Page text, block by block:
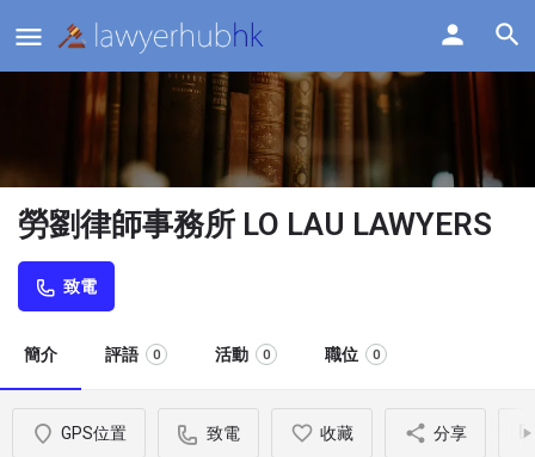
勞劉律師事務所 LO LAU LAWYERS
致電
簡介 評語 0 活動 0 職位 0
GPS位置 致電 收藏 分享